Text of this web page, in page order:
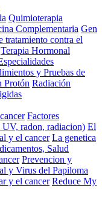
Quimioterapia
Complementaria Gen
tratamiento contra el
Terapia Hormonal
y Pruebas de
Protón Radiación
Factores
UV, radon, radiacion) El
y el cancer La genetica
Salud
Prevencion y
y Virus del Papiloma
y el cancer Reduce My